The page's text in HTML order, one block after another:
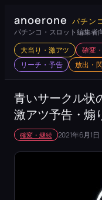
容
ス
キ
プ
anoerone パチン
パチンコ・スロット編集者
大当り・激アツ 確変
リーチ・予告
放出・
青いサークル状
激アツ予告・煽
確変・継続 2021年6月1日